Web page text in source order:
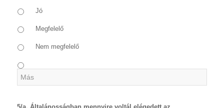
Jó
Megfelelő
Nem megfelelő